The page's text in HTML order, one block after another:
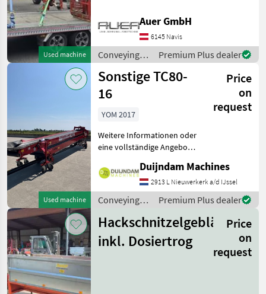
Used machine
Baujahr 2007, bietet eine
zuverlässige Leistung mit
einer Motorstärke von 10
PS. Mit insgesamt 1000
Betriebsstu
Auer GmbH
6145 Navis
Conveying
equipment /
Maraton
Premium Plus dealer
Used machine
Sonstige TC80-
16
Price
on
request
YOM 2017
Weitere Informationen oder
eine vollständige Angebot?
schnell an auf unsere
Duijndam Machines
Website! Sie können uns
auch anrufen.Alle zu
Duijndam Machines
2913 L Nieuwerkerk a/d IJssel
Conveying
Sonstige
Premium Plus dealer
Hackschnitzelgebläse
inkl. Dosiertrog
Price
on
request